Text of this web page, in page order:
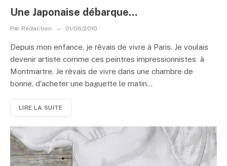
Une Japonaise débarque…
Par Rédaction 01/06/2010
Depuis mon enfance, je rêvais de vivre à Paris. Je voulais
devenir artiste comme ces peintres impressionnistes à
Montmartre. Je rêvais de vivre dans une chambre de
bonne, d'acheter une baguette le matin...
LIRE LA SUITE